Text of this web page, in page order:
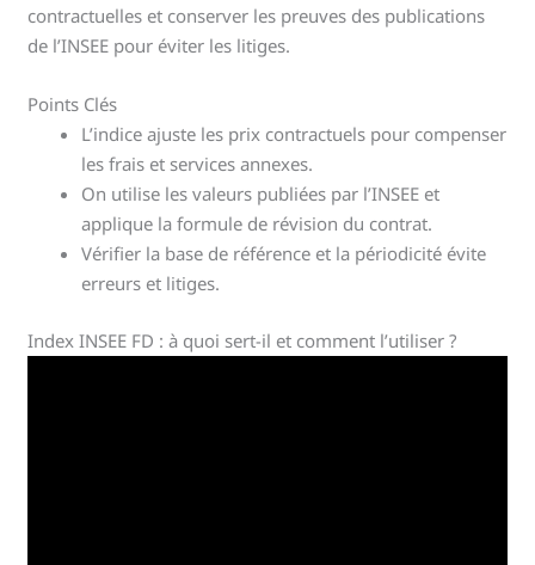
contractuelles et conserver les preuves des publications
de l’INSEE pour éviter les litiges.
Points Clés
L’indice ajuste les prix contractuels pour compenser
les frais et services annexes.
On utilise les valeurs publiées par l’INSEE et
applique la formule de révision du contrat.
Vérifier la base de référence et la périodicité évite
erreurs et litiges.
Index INSEE FD : à quoi sert-il et comment l’utiliser ?